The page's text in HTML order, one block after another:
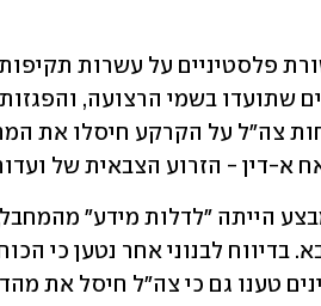
א-דין - הזרוע הצבאית של